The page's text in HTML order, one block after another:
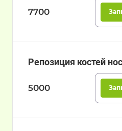
7700
Репозиция костей
5000